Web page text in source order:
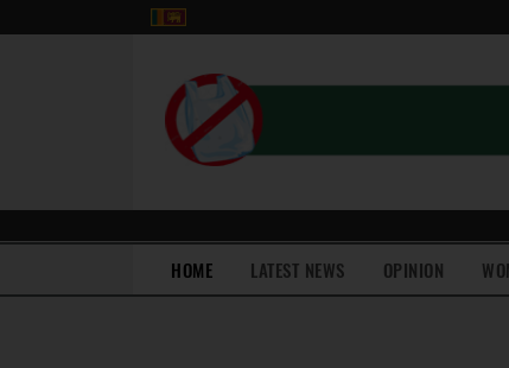
HOME(current)LATEST NEWS OPINION